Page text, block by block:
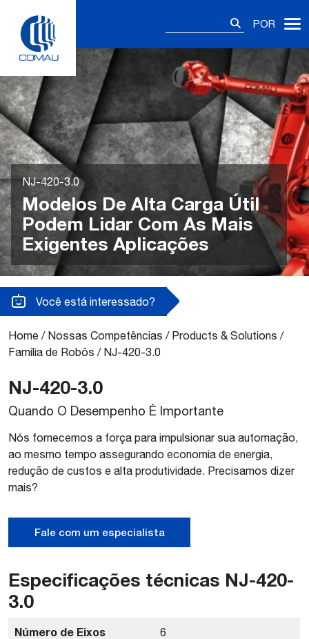
content
POR
NJ-420-3.0
Modelos De Alta Carga Útil
Podem Lidar Com As Mais
Exigentes Aplicações
Você está interessado?
Home / Nossas Competências / Products & Solutions /
Família de Robôs / NJ-420-3.0
NJ-420-3.0
Quando O Desempenho É Importante
Nós fornecemos a força para impulsionar sua automação,
ao mesmo tempo assegurando economia de energia,
redução de custos e alta produtividade. Precisamos dizer
mais?
Fale com um especialista
Especificações técnicas NJ-420-
3.0
Número de Eixos 6